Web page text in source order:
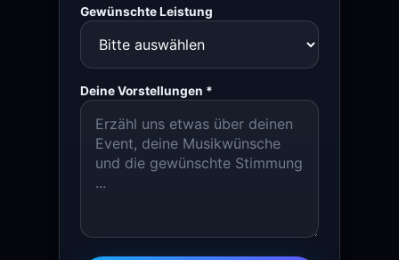
Gewünschte Leistung
Deine Vorstellungen *